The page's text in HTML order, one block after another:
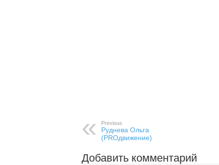
Previous
Руднева Ольга
(PROдвижение)
Добавить комментарий